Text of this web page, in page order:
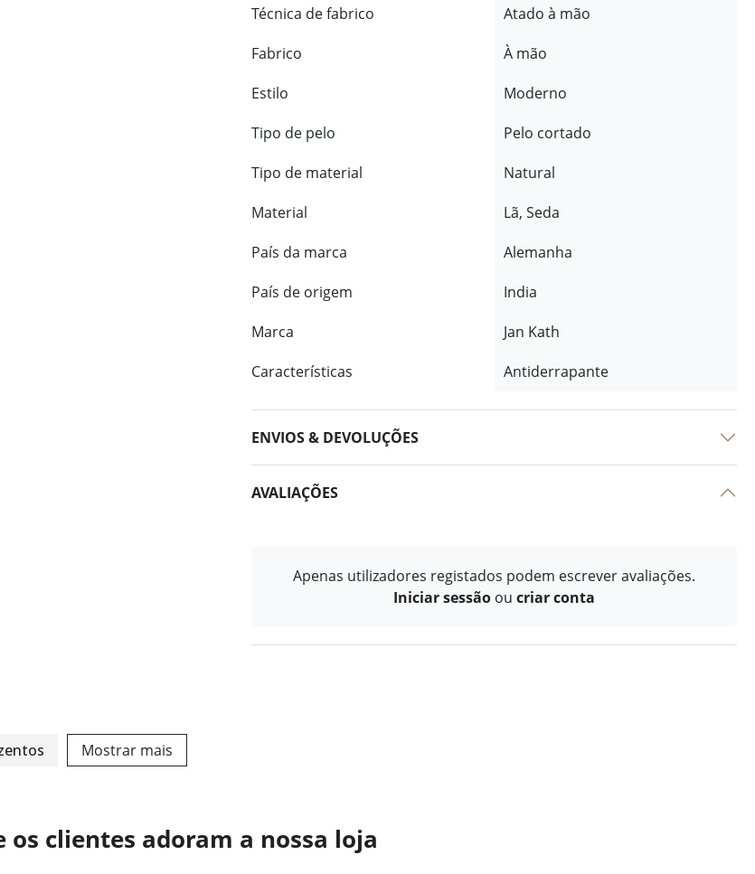
Técnica de fabrico
Atado à mão
Fabrico
À mão
Estilo
Moderno
Tipo de pelo
Pelo cortado
Tipo de material
Natural
Material
Lã, Seda
País da marca
Alemanha
País de origem
India
Marca
Jan Kath
Características
Antiderrapante
ENVIOS & DEVOLUÇÕES
AVALIAÇÕES
Apenas utilizadores registados podem escrever avaliações.
Iniciar sessão ou criar conta
Mostrar mais
os clientes adoram a nossa loja